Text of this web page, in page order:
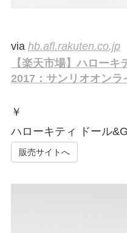
via hb.afl.rakuten.co.jp
【楽天市場】ハロー
2017：サンリオオンラ
￥
ハローキティ ドール
販売サイトへ